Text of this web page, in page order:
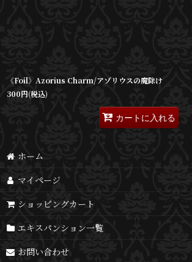
《Foil》Azorius Charm/アゾリウスの魔除け
300円(税込)
カートに入れる
ホーム
マイページ
ショッピングカート
エキスパンション一覧
お問い合わせ